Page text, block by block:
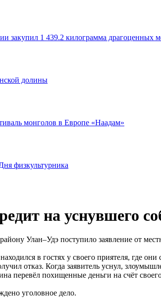
закупил 1 439.2 килограмма драгоценных
долины
монголов в Европе «Наадам»
физкультурника
на уснувшего
Улан–Удэ поступило заявление от
в гостях у своего приятеля, где
отказ. Когда заявитель уснул,
перевёл похищенные деньги на счёт
уголовное дело.